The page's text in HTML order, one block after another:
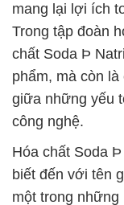
mang lại lợi ích
Trong tập đoàn
chất Soda Þ
phẩm, mà còn
giữa những yếu
công nghệ.
Hóa chất Soda
biết đến với tên
một trong những